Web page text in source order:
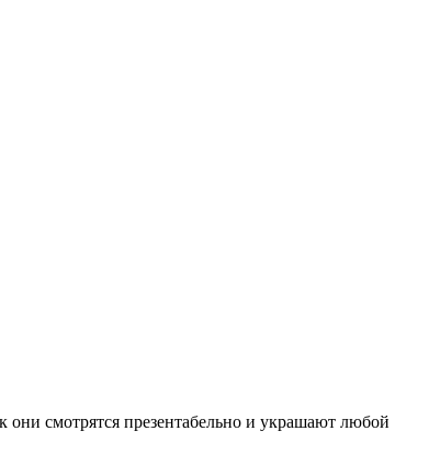
они смотрятся презентабельно и украшают любой